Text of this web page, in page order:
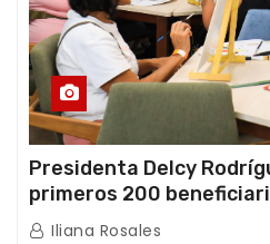
Presidenta Delcy
primeros 200
de los Abuelos “La
Iliana Rosales